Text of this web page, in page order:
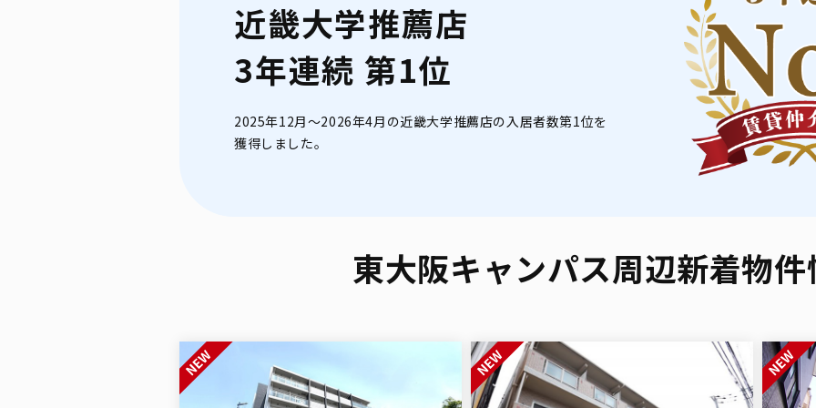
近畿大学推薦店
3年連続 第1位
2025年12月～2026年4月の近畿大学推薦店の入居者数第1位を
獲得しました。
東大阪キャンパス周辺新着物